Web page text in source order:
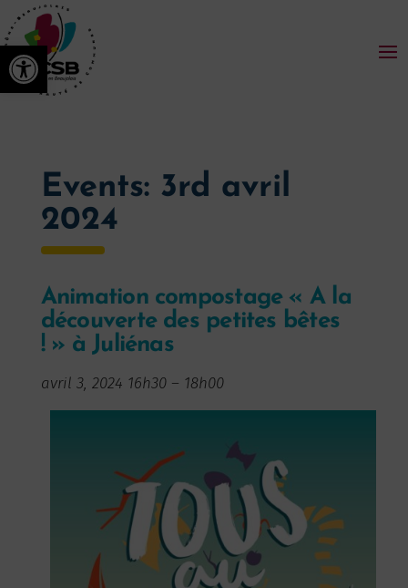
Ouvrir la barre d’outils
Events: 3rd avril
2024
Animation compostage « A la
découverte des petites bêtes
! » à Juliénas
avril 3, 2024 16h30– 18h00